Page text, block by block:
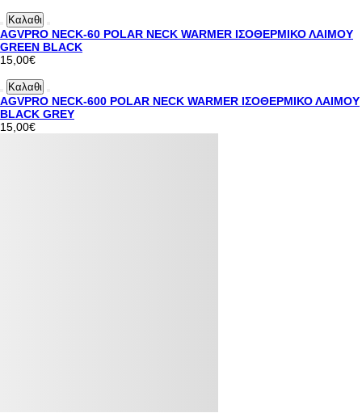
Καλαθι
AGVPRO NECK-60 POLAR NECK WARMER ΙΣΟΘΕΡΜΙΚΟ ΛΑΙΜΟΥ
GREEN BLACK
15,00€
Καλαθι
AGVPRO NECK-600 POLAR NECK WARMER ΙΣΟΘΕΡΜΙΚΟ ΛΑΙΜΟΥ
BLACK GREY
15,00€